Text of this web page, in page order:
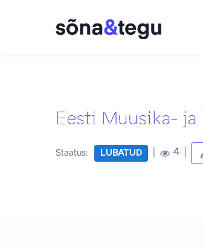
Eesti Muusika-
Staatus: LUBATUD 4